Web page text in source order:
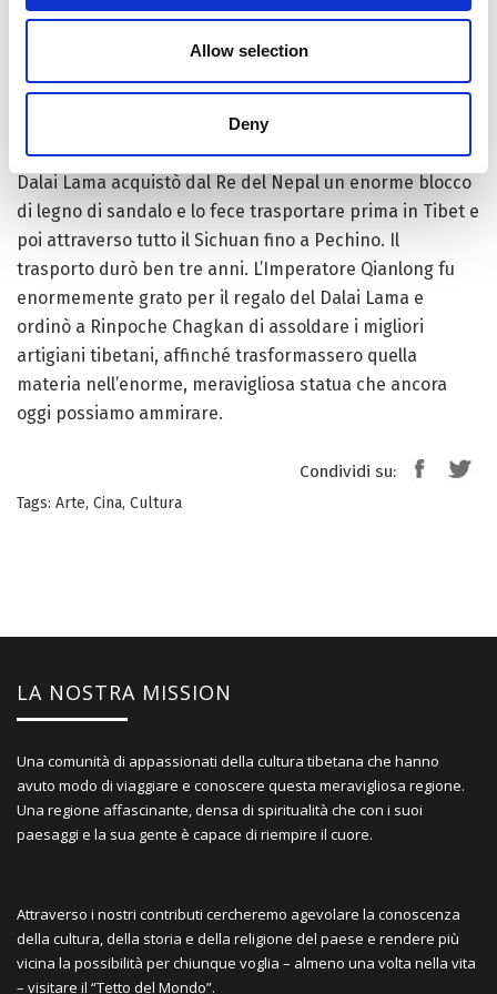
Allow selection
Deny
di costruire e di collocare nel tempio lamaista in cui era
stato trasformato il Palazzo Yonghe.
Sentendo questo e ricordando come l’Imperatore
avesse aiutato il Tibet a domare la ribellione di Re
Namtalek (aiutata dagli aggressori britannici), il Settimo
Dalai Lama acquistò dal Re del Nepal un enorme blocco
di legno di sandalo e lo fece trasportare prima in Tibet e
poi attraverso tutto il Sichuan fino a Pechino. Il
trasporto durò ben tre anni. L’Imperatore Qianlong fu
enormemente grato per il regalo del Dalai Lama e
ordinò a Rinpoche Chagkan di assoldare i migliori
artigiani tibetani, affinché trasformassero quella
materia nell’enorme, meravigliosa statua che ancora
oggi possiamo ammirare.
Condividi su:
Tags: Arte, Cina, Cultura
LA NOSTRA MISSION
Una comunità di appassionati della cultura tibetana che hanno
avuto modo di viaggiare e conoscere questa meravigliosa regione.
Una regione affascinante, densa di spiritualità che con i suoi
paesaggi e la sua gente è capace di riempire il cuore.
Attraverso i nostri contributi cercheremo agevolare la conoscenza
della cultura, della storia e della religione del paese e rendere più
vicina la possibilità per chiunque voglia – almeno una volta nella vita
– visitare il “Tetto del Mondo”.